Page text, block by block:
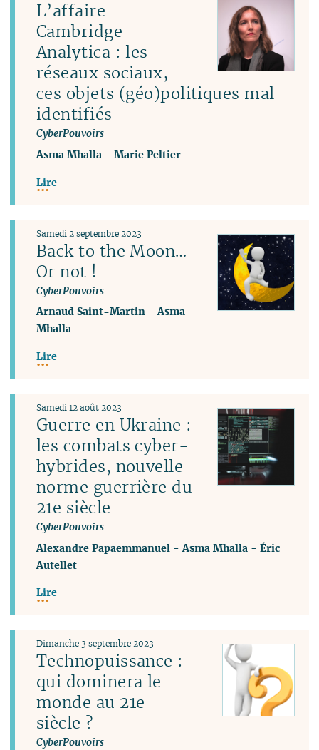
L’affaire
Cambridge
Analytica : les
réseaux sociaux,
ces objets (géo)politiques mal
identifiés
CyberPouvoirs
Asma Mhalla -Marie Peltier
Lire
Back to the Moon…
Or not !
CyberPouvoirs
Samedi 2 septembre 2023
Arnaud Saint-Martin -Asma
Mhalla
Lire
Guerre en Ukraine :
les combats cyber-
hybrides, nouvelle
norme guerrière du
21e siècle
CyberPouvoirs
Samedi 12 août 2023
Alexandre Papaemmanuel -Asma Mhalla -Éric
Autellet
Lire
Technopuissance :
qui dominera le
monde au 21e
siècle ?
CyberPouvoirs
Dimanche 3 septembre 2023